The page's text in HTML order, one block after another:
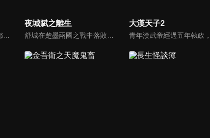
《與卿書》線上看。姚州都督左經綸在上任途中誤入與世隔絕的村落—桃花塢，這裡有一個奇特的習俗，女子只有談過戀愛才算成年，左經綸突然出現在柳卿卿的「阿羅風」上任儀式，被族人認定為天意，強行留下左經綸在桃花塢……
夜城賦之離生 大漢天子2